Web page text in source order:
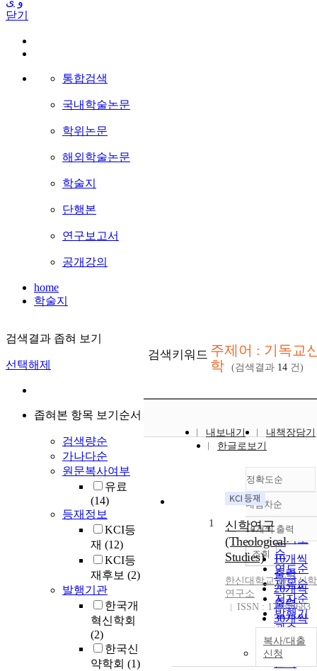
닫기
통합검색
국내학술논문
학위논문
해외학술논문
학술지
단행본
연구보고서
공개강의
home
학술지
검색결과 좁혀 보기
선택해제
좁혀본 항목 보기순서
검색량순
가나다순
원문복사여부
유료
(14)
등재정보
KCI등
재 (12)
KCI등
재후보 (2)
발행기관
한국개
혁신학회
(2)
한국신
약학회 (1)
검색키워드 주제어 : 기독교
학
(검색결과 14 건)
내보내기
내책장담기
한글로보기
정확도순
정확도
순
인기도
순
연도순
제목순
저자순
발행기
관순
내림차순
내림차
10개씩 출력
10개씩
출력
20개씩
출력
30개씩
출력
50개씩
출력
조회
1
신학연구
(Theological
Studies)
한신대학교 한신신학
연구소
ISSN : 1738-6683
복사/대출
신청